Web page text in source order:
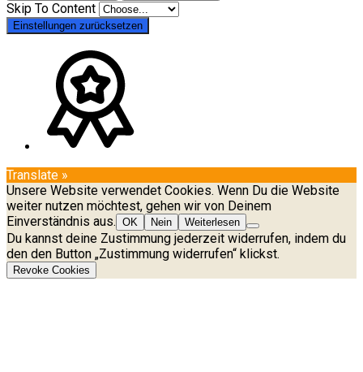
Skip To Content
Einstellungen zurücksetzen
Translate »
Unsere Website verwendet Cookies. Wenn Du die Website
weiter nutzen möchtest, gehen wir von Deinem
Einverständnis aus. OK Nein Weiterlesen
Du kannst deine Zustimmung jederzeit widerrufen, indem du
den den Button „Zustimmung widerrufen“ klickst.
Revoke Cookies